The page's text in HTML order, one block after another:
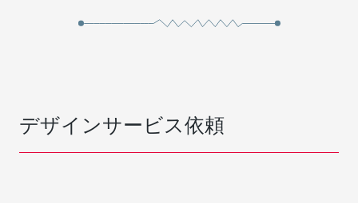
デザインサービス依頼